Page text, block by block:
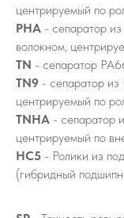
центрируемый по
PHA - сепаратор
волокном,
TN - сепаратор
TN9 - сепаратор
центрируемый по
TNHA - сепаратор
центрируемый по
HC5 - Ролики из
(гибридный